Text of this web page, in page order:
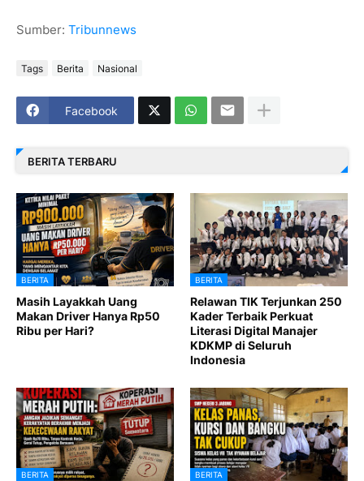
Sumber: Tribunnews
Tags Berita Nasional
Facebook
BERITA TERBARU
BERITA
Masih Layakkah Uang
Makan Driver Hanya Rp50
Ribu per Hari?
BERITA
Relawan TIK Terjunkan 250
Kader Terbaik Perkuat
Literasi Digital Manajer
KDKMP di Seluruh
Indonesia
BERITA BERITA